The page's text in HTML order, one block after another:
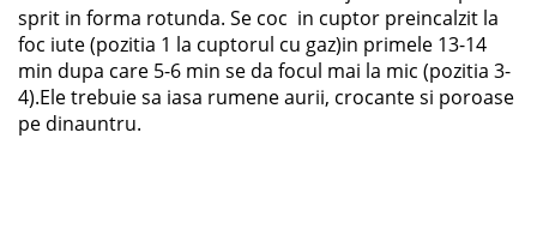
sprit in forma rotunda. Se coc in cuptor preincalzit la
foc iute (pozitia 1 la cuptorul cu gaz)in primele 13-14
min dupa care 5-6 min se da focul mai la mic (pozitia 3-
4).Ele trebuie sa iasa rumene aurii, crocante si poroase
pe dinauntru.